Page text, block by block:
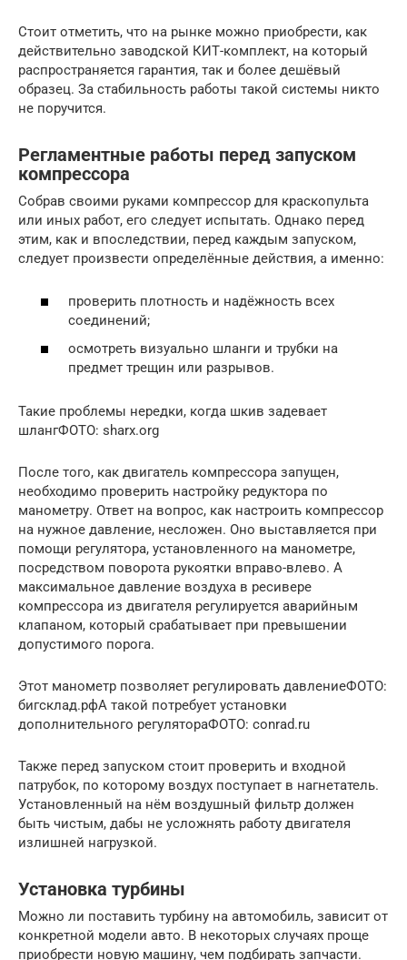
Стоит отметить, что на рынке можно приобрести, как
действительно заводской КИТ-комплект, на который
распространяется гарантия, так и более дешёвый
образец. За стабильность работы такой системы никто
не поручится.
Регламентные работы перед запуском
компрессора
Собрав своими руками компрессор для краскопульта
или иных работ, его следует испытать. Однако перед
этим, как и впоследствии, перед каждым запуском,
следует произвести определённые действия, а именно:
проверить плотность и надёжность всех
соединений;
осмотреть визуально шланги и трубки на
предмет трещин или разрывов.
Такие проблемы нередки, когда шкив задевает
шлангФОТО: sharx.org
После того, как двигатель компрессора запущен,
необходимо проверить настройку редуктора по
манометру. Ответ на вопрос, как настроить компрессор
на нужное давление, несложен. Оно выставляется при
помощи регулятора, установленного на манометре,
посредством поворота рукоятки вправо-влево. А
максимальное давление воздуха в ресивере
компрессора из двигателя регулируется аварийным
клапаном, который срабатывает при превышении
допустимого порога.
Этот манометр позволяет регулировать давлениеФОТО:
бигсклад.рфА такой потребует установки
дополнительного регулятораФОТО: conrad.ru
Также перед запуском стоит проверить и входной
патрубок, по которому воздух поступает в нагнетатель.
Установленный на нём воздушный фильтр должен
быть чистым, дабы не усложнять работу двигателя
излишней нагрузкой.
Установка турбины
Можно ли поставить турбину на автомобиль, зависит от
конкретной модели авто. В некоторых случаях проще
приобрести новую машину, чем подбирать запчасти.